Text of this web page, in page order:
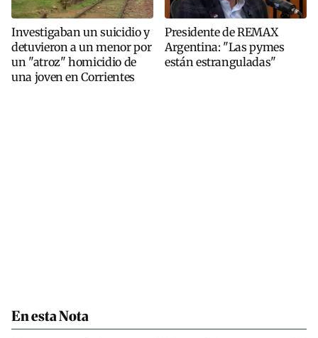
Investigaban un suicidio y
detuvieron a un menor por
un "atroz" homicidio de
una joven en Corrientes
Presidente de REMAX
Argentina: "Las pymes
están estranguladas"
En esta Nota